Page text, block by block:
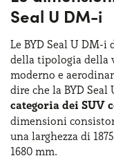
può godere di
chilometri in base
La BYD Seal U DM-
significative tra le
cinese che, negli
settore della mobilità
era quello di
coniugare
interessanti. Questo
Seal U DM-i
Le BYD Seal U DM-
della tipologia della
moderno e
dire che la BYD
categoria dei SUV
dimensioni
una larghezza di
1680 mm.